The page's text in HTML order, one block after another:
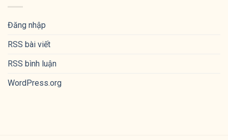
Đăng nhập
RSS bài viết
RSS bình luận
WordPress.org